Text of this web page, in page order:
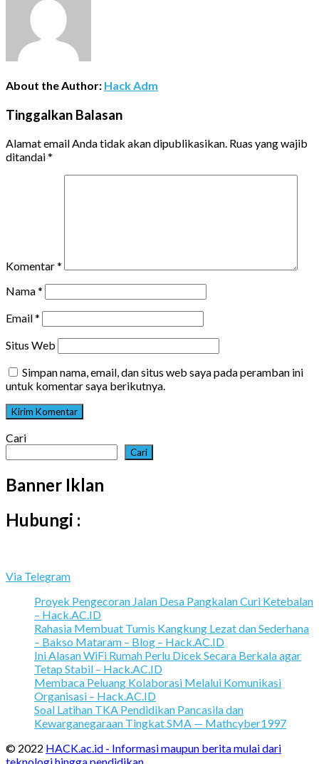
About the Author: Hack Adm
Tinggalkan Balasan
Alamat email Anda tidak akan dipublikasikan. Ruas yang wajib
ditandai*
Komentar*
Nama*
Email*
Situs Web
Simpan nama, email, dan situs web saya pada peramban ini
untuk komentar saya berikutnya.
Cari
Cari
Banner Iklan
Hubungi :
Via Telegram
Proyek Pengecoran Jalan Desa Pangkalan Curi Ketebalan
– Hack.AC.ID
Rahasia Membuat Tumis Kangkung Lezat dan Sederhana
– Bakso Mataram – Blog – Hack.AC.ID
Ini Alasan WiFi Rumah Perlu Dicek Secara Berkala agar
Tetap Stabil – Hack.AC.ID
Membaca Peluang Kolaborasi Melalui Komunikasi
Organisasi – Hack.AC.ID
Soal Latihan TKA Pendidikan Pancasila dan
Kewarganegaraan Tingkat SMA — Mathcyber1997
© 2022 HACK.ac.id - Informasi maupun berita mulai dari